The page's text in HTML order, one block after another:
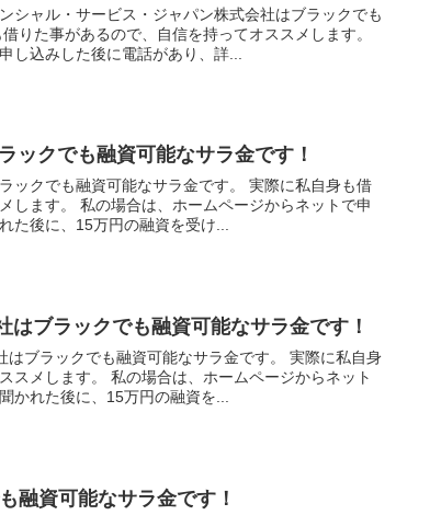
シャル・サービス・ジャパン株式会社はブラックでも
りた事があるので、自信を持ってオススメします。
し込みした後に電話があり、詳...
ックでも融資可能なサラ金です！
ックでも融資可能なサラ金です。 実際に私自身も借
します。 私の場合は、ホームページからネットで申
た後に、15万円の融資を受け...
ブラックでも融資可能なサラ金です！
ブラックでも融資可能なサラ金です。 実際に私自身
スメします。 私の場合は、ホームページからネット
かれた後に、15万円の融資を...
融資可能なサラ金です！